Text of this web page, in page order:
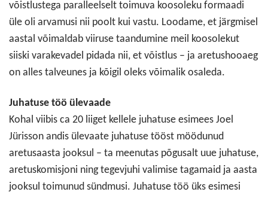
võistlustega paralleelselt toimuva koosoleku formaadi
üle oli arvamusi nii poolt kui vastu. Loodame, et järgmisel
aastal võimaldab viiruse taandumine meil koosolekut
siiski varakevadel pidada nii, et võistlus – ja aretushooaeg
on alles talveunes ja kõigil oleks võimalik osaleda.
Juhatuse töö ülevaade
Kohal viibis ca 20 liiget kellele juhatuse esimees Joel
Jürisson andis ülevaate juhatuse tööst möödunud
aretusaasta jooksul – ta meenutas põgusalt uue juhatuse,
aretuskomisjoni ning tegevjuhi valimise tagamaid ja aasta
jooksul toimunud sündmusi. Juhatuse töö üks esimesi